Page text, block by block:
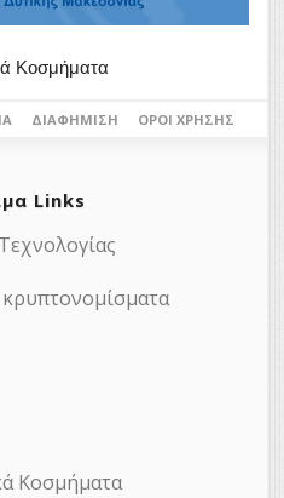
Κοσμήματα
ΔΙΑΦΉΜΙΣΗ ΌΡΟΙ ΧΡΉΣΗΣ
Links
κρυπτονομίσματα
Κοσμήματα